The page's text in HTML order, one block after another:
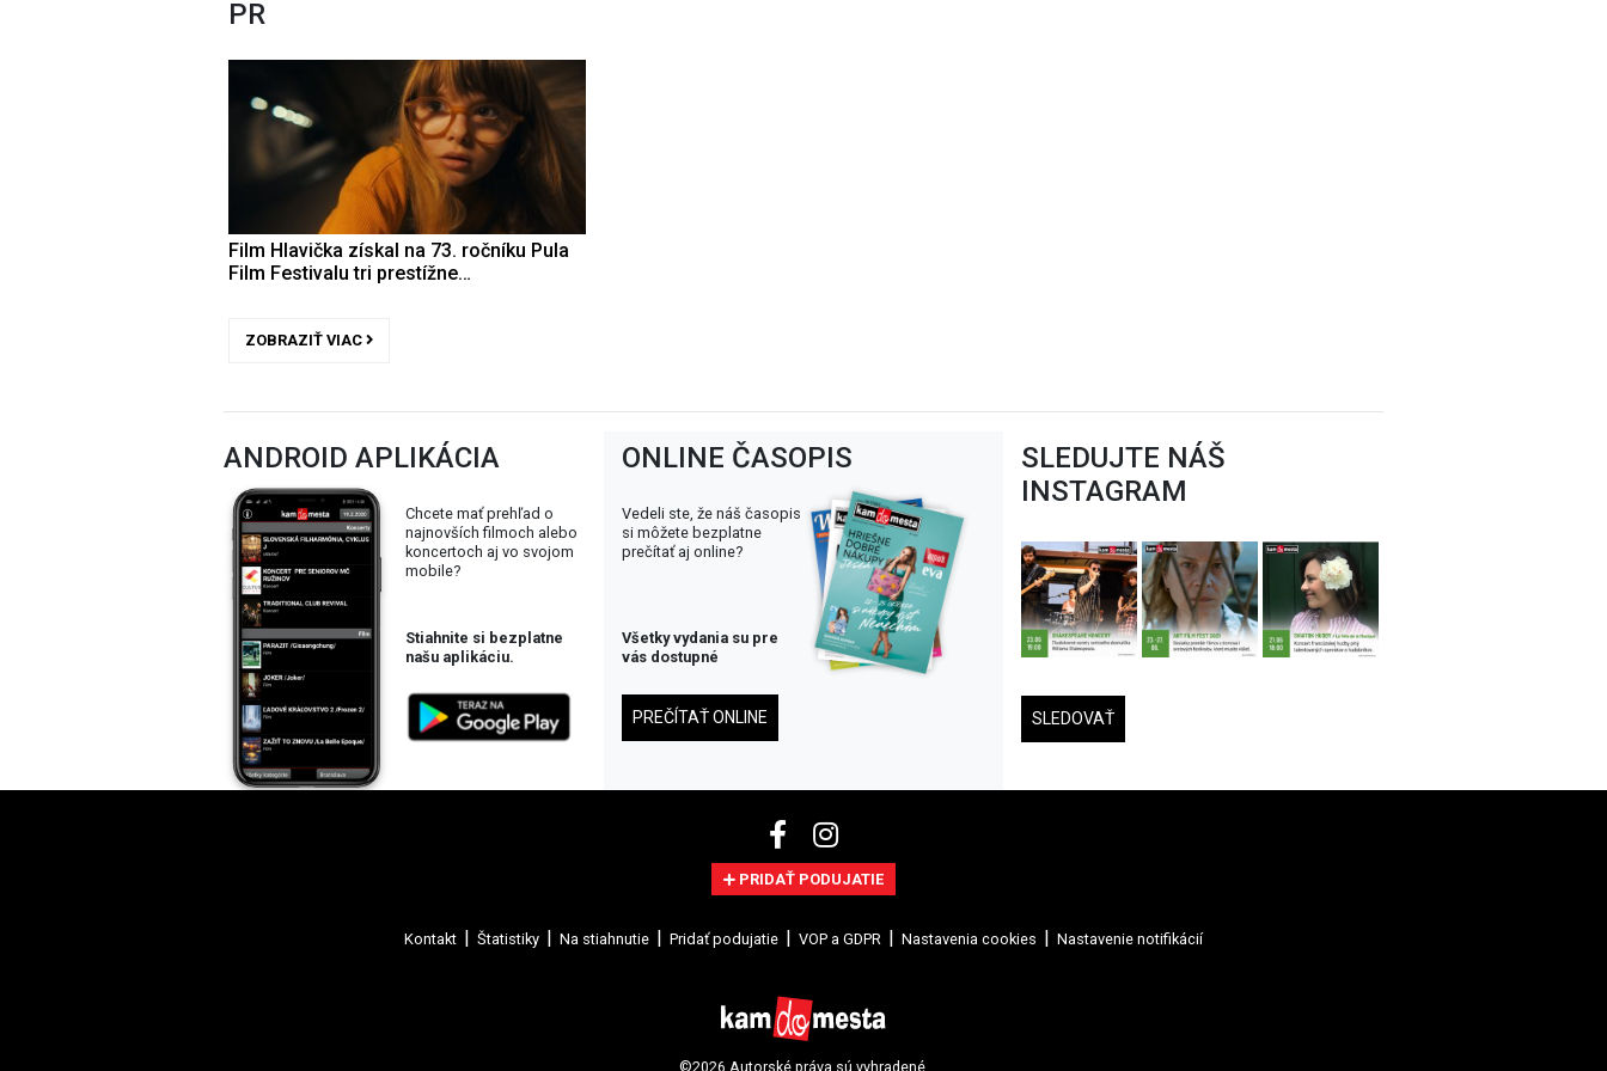
PR
Film Hlavička získal na 73. ročníku Pula
Film Festivalu tri prestížne…
ZOBRAZIŤ VIAC
ANDROID APLIKÁCIA
Chcete mať prehľad o
najnovších filmoch alebo
koncertoch aj vo svojom
mobile?
Stiahnite si bezplatne
našu aplikáciu.
ONLINE ČASOPIS
Vedeli ste, že náš časopis
si môžete bezplatne
prečítať aj online?
Všetky vydania su pre
vás dostupné
PREČÍTAŤ ONLINE
SLEDUJTE NÁŠ
INSTAGRAM
SLEDOVAŤ
PRIDAŤ PODUJATIE
Kontakt Štatistiky Na stiahnutie Pridať podujatie VOP a GDPR Nastavenia cookies Nastavenie notifikácií
©2026 Autorské práva sú vyhradené.